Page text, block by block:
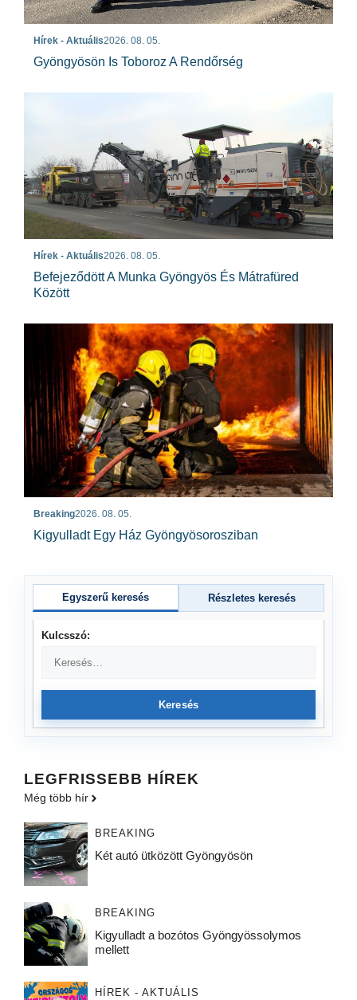
Hírek - Aktuális2026. 08. 05.
Gyöngyösön Is Toboroz A Rendőrség
Hírek - Aktuális2026. 08. 05.
Befejeződött A Munka Gyöngyös És Mátrafüred
Között
Breaking2026. 08. 05.
Kigyulladt Egy Ház Gyöngyösorosziban
Egyszerű keresés Részletes keresés
Kulcsszó:
Keresés
LEGFRISSEBB HÍREK
Még több hír
BREAKING
Két autó ütközött Gyöngyösön
BREAKING
Kigyulladt a bozótos Gyöngyössolymos
mellett
HÍREK - AKTUÁLIS